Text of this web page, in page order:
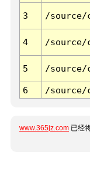
3 /source/
4 /source/
5 /source/
6 /source/
www.365jz.com 已经